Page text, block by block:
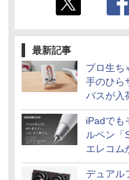
最新記事
プロ生ち
手のひら
バスが入
iPadでも
ルペン「
エレコム
開発
デュアル